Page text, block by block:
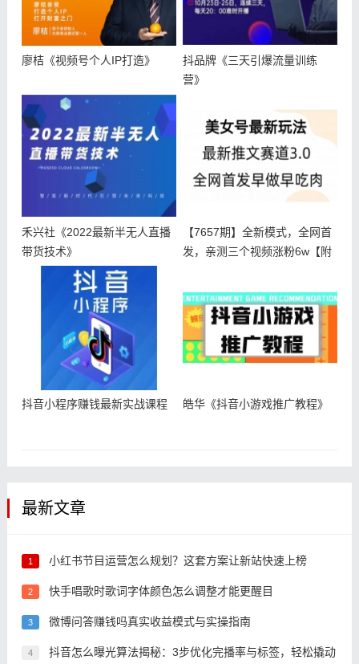
廖桔《视频号个人IP打造》
抖品牌《三天引爆流量训练
营》
禾兴社《2022最新半无人直播
带货技术》
【7657期】全新模式，全网首
发，亲测三个视频涨粉6w【附
抖音小程序赚钱最新实战课程 皓华《抖音小游戏推广教程》
最新文章
1 小红书节目运营怎么规划？这套方案让新站快速上榜
2 快手唱歌时歌词字体颜色怎么调整才能更醒目
3 微博问答赚钱吗真实收益模式与实操指南
4
抖音怎么曝光算法揭秘：3步优化完播率与标签，轻松撬动